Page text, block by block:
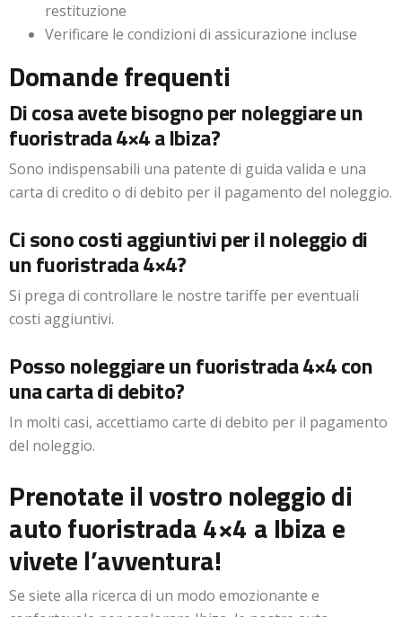
restituzione
Verificare le condizioni di assicurazione incluse
Domande frequenti
Di cosa avete bisogno per noleggiare un
fuoristrada 4×4 a Ibiza?
Sono indispensabili una patente di guida valida e una
carta di credito o di debito per il pagamento del noleggio.
Ci sono costi aggiuntivi per il noleggio di
un fuoristrada 4×4?
Si prega di controllare le nostre tariffe per eventuali
costi aggiuntivi.
Posso noleggiare un fuoristrada 4×4 con
una carta di debito?
In molti casi, accettiamo carte di debito per il pagamento
del noleggio.
Prenotate il vostro noleggio di
auto fuoristrada 4×4 a Ibiza e
vivete l’avventura!
Se siete alla ricerca di un modo emozionante e